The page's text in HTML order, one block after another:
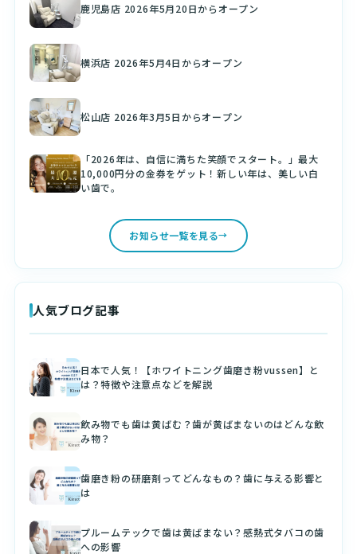
鹿児島店 2026年5月20日からオープン
横浜店 2026年5月4日からオープン
松山店 2026年3月5日からオープン
「2026年は、自信に満ちた笑顔でスタート。」最大
10,000円分の金券をゲット！新しい年は、美しい白
い歯で。
お知らせ一覧を見る
人気ブログ記事
日本で人気！【ホワイトニング歯磨き粉vussen】と
は？特徴や注意点などを解説
飲み物でも歯は黄ばむ？歯が黄ばまないのはどんな飲
み物？
歯磨き粉の研磨剤ってどんなもの？歯に与える影響と
は
プルームテックで歯は黄ばまない？感熱式タバコの歯
への影響